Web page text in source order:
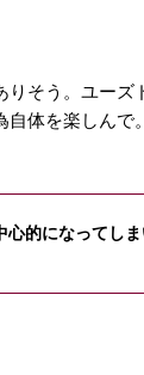
りそう。ユー
自体を楽しんで
心的になってし